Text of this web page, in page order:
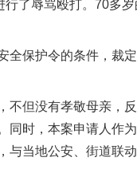
了辱骂殴打。70多岁
全保护令的条件，裁
不但没有孝敬母亲，
同时，本案申请人作
与当地公安、街道联